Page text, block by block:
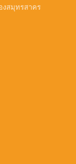
งสมุทรสาคร